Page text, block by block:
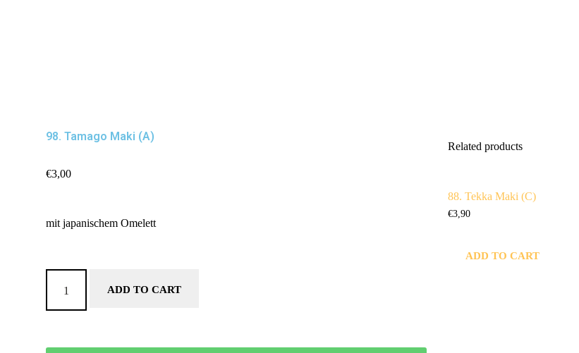
98. Tamago Maki (A)
€3,00
mit japanischem Omelett
ADD TO CART
Related products
88. Tekka Maki (C)
€3,90
ADD TO CART